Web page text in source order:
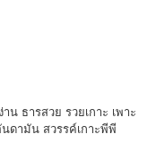
น ธารสวย รวยเกาะ เพาะ
ดามัน สวรรค์เกาะพีพี